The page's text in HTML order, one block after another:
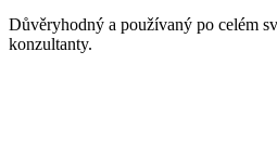
Důvěryhodný a používaný po celém
konzultanty.